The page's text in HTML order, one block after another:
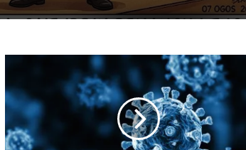
Malaysia-Hungary Perkukuh
Kerjasama Pertanian dan
Keterjaminan Makanan